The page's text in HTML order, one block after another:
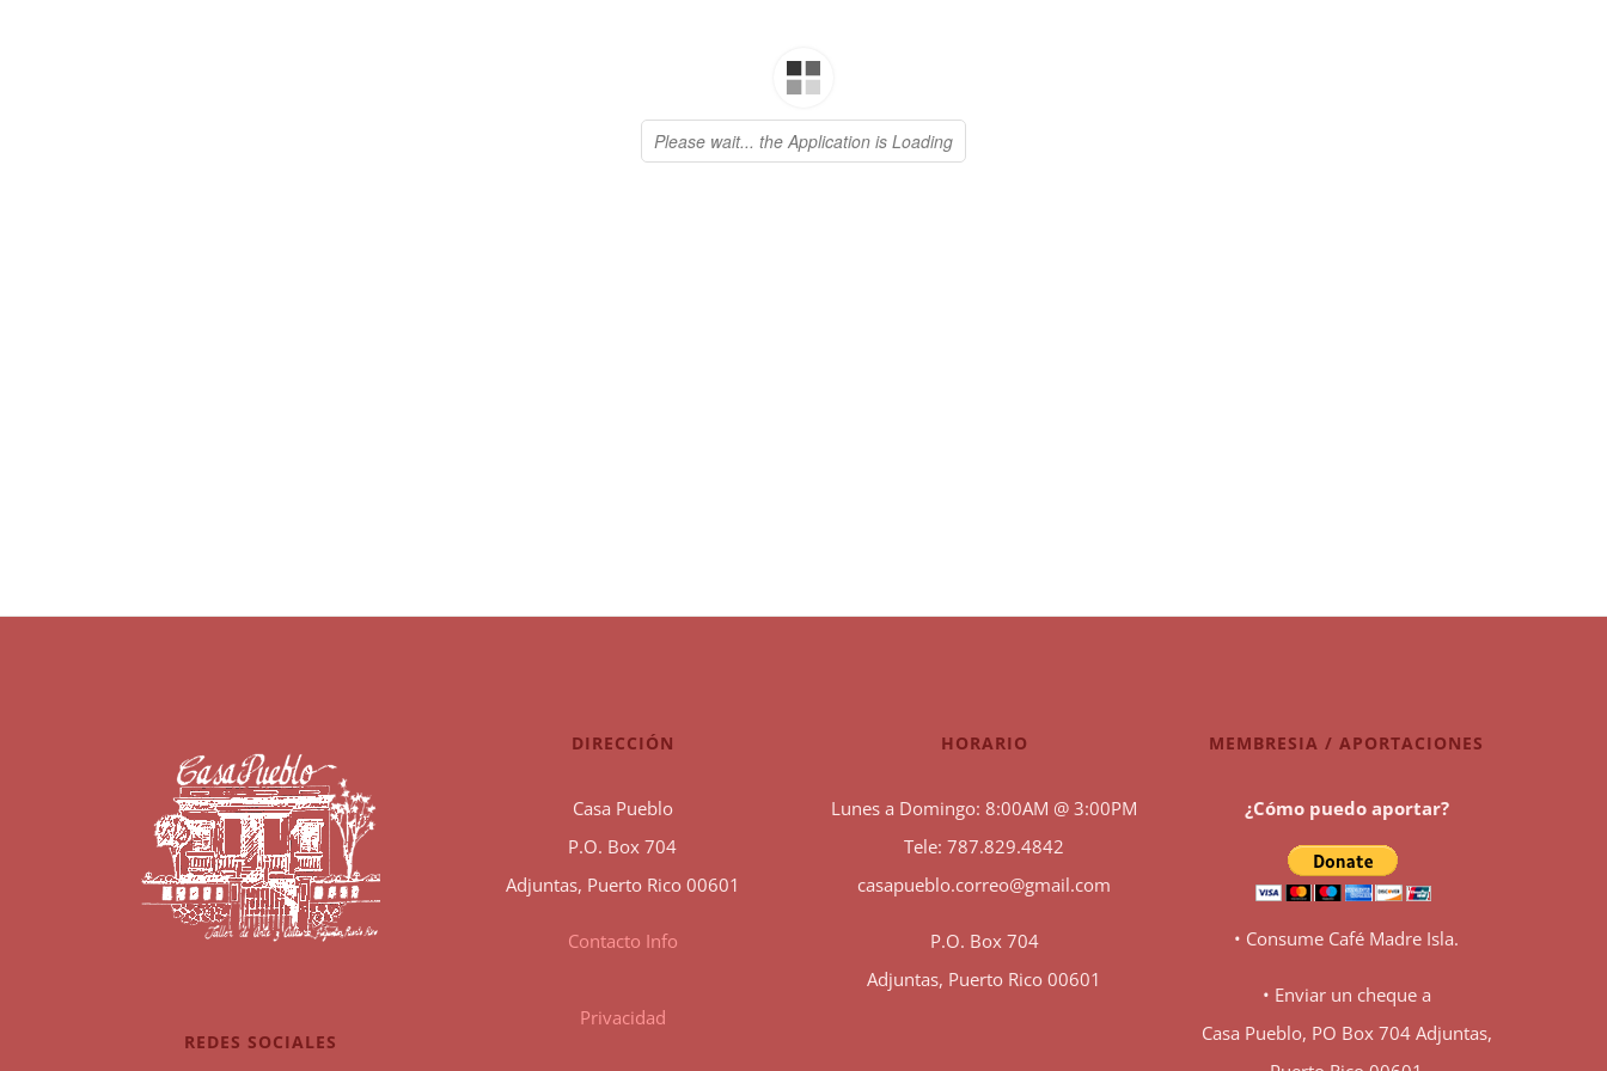
REDES SOCIALES
DIRECCIÓN
Casa Pueblo
P.O. Box 704
Adjuntas, Puerto Rico 00601
Contacto Info
Privacidad
HORARIO
Lunes a Domingo: 8:00AM @ 3:00PM
Tele: 787.829.4842
casapueblo.correo@gmail.com
P.O. Box 704
Adjuntas, Puerto Rico 00601
MEMBRESIA / APORTACIONES
¿Cómo puedo aportar?
• Consume Café Madre Isla.
• Enviar un cheque a
Casa Pueblo, PO Box 704 Adjuntas,